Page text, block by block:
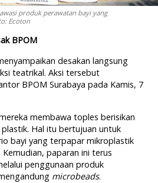
produk perawatan bayi yang
Ecoton
BPOM
desakan langsung
teatrikal. Aksi tersebut
BPOM Surabaya pada Kamis, 7
membawa toples berisikan
Hal itu bertujuan untuk
bayi yang terpapar mikroplastik
paparan ini terus
penggunaan produk
microbeads.